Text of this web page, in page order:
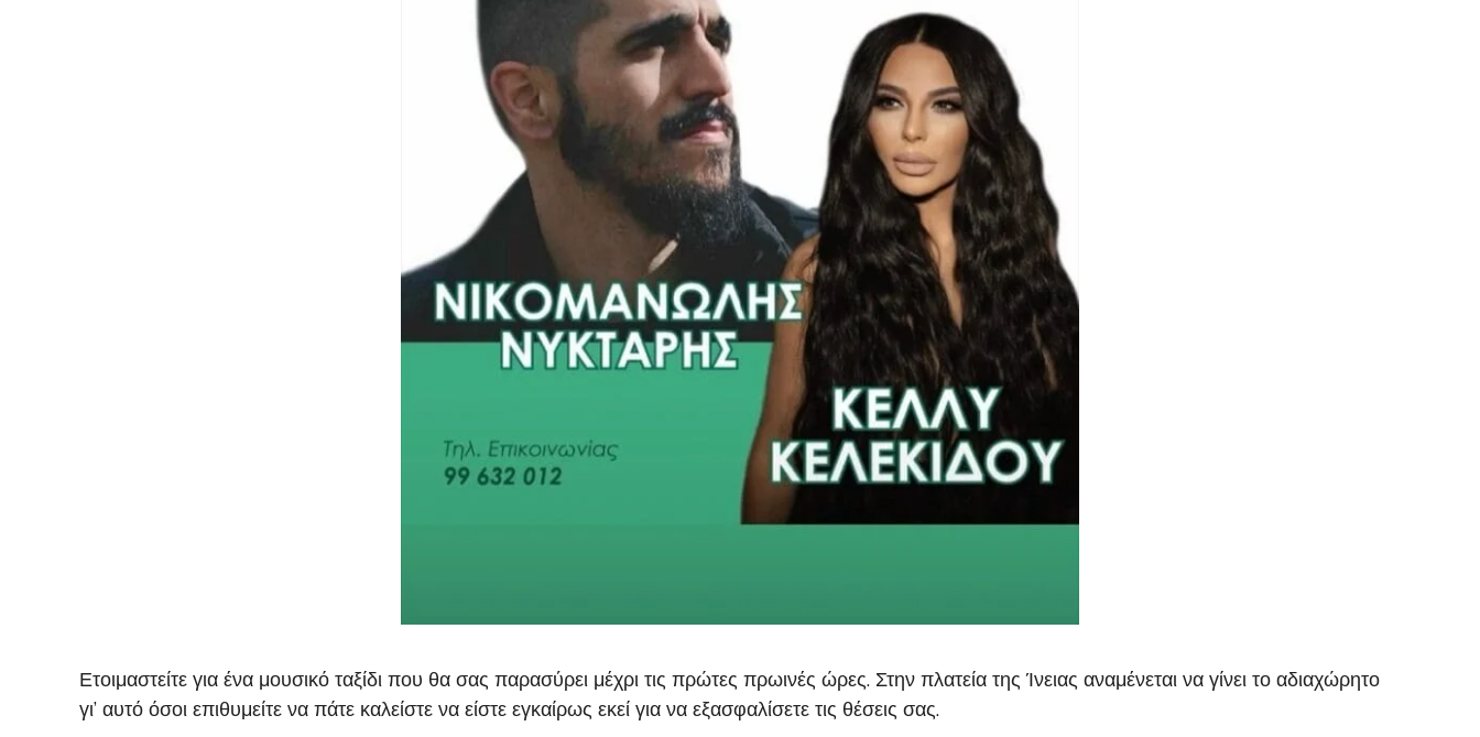
Ετοιμαστείτε για ένα μουσικό ταξίδι που θα σας παρασύρει μέχρι τις πρώτες πρωινές ώρες. Στην πλατεία της Ίνειας αναμένεται να γίνει το αδιαχώρητο
γι’ αυτό όσοι επιθυμείτε να πάτε καλείστε να είστε εγκαίρως εκεί για να εξασφαλίσετε τις θέσεις σας.